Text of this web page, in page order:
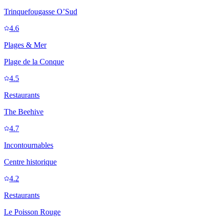
Trinquefougasse O’Sud
4.6
Plages & Mer
Plage de la Conque
4.5
Restaurants
The Beehive
4.7
Incontournables
Centre historique
4.2
Restaurants
Le Poisson Rouge